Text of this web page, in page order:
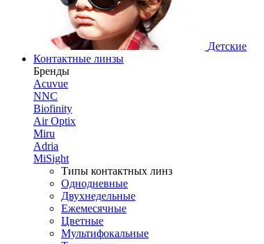
Детские
Контактные линзы
Бренды
Acuvue
NNC
Biofinity
Air Optix
Miru
Adria
MiSight
Типы контактных линз
Однодневные
Двухнедельные
Ежемесячные
Цветные
Мультифокальные